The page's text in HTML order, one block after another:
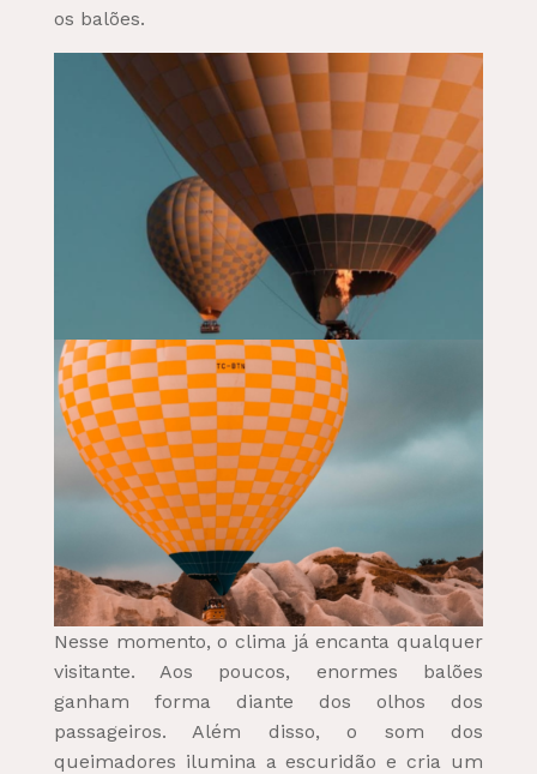
os balões.
Nesse momento, o clima já encanta qualquer
visitante. Aos poucos, enormes balões
ganham forma diante dos olhos dos
passageiros. Além disso, o som dos
queimadores ilumina a escuridão e cria um